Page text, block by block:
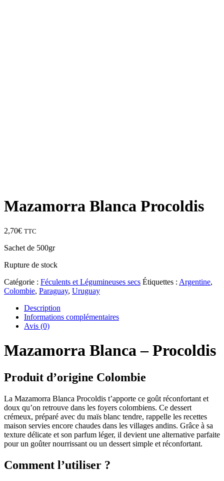
Mazamorra Blanca Procoldis
2,70€ TTC
Sachet de 500gr
Rupture de stock
Catégorie : Féculents et Légumineuses secs Étiquettes : Argentine,
Colombie, Paraguay, Uruguay
Description
Informations complémentaires
Avis (0)
Mazamorra Blanca – Procoldis
Produit d’origine Colombie
La Mazamorra Blanca Procoldis t’apporte ce goût réconfortant et
doux qu’on retrouve dans les foyers colombiens. Ce dessert
crémeux, préparé avec du maïs blanc tendre, rappelle les recettes
maison servies encore chaudes dans les villages andins. Grâce à sa
texture délicate et son parfum léger, il devient une alternative parfaite
pour un goûter nourrissant ou un dessert simple et réconfortant.
Comment l’utiliser ?